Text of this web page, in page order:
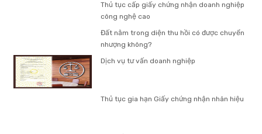
Thủ tục cấp giấy chứng nhận doanh nghiệp
công nghệ cao
Đất nằm trong diện thu hồi có được chuyển
nhượng không?
Dịch vụ tư vấn doanh nghiệp
Thủ tục gia hạn Giấy chứng nhận nhãn hiệu